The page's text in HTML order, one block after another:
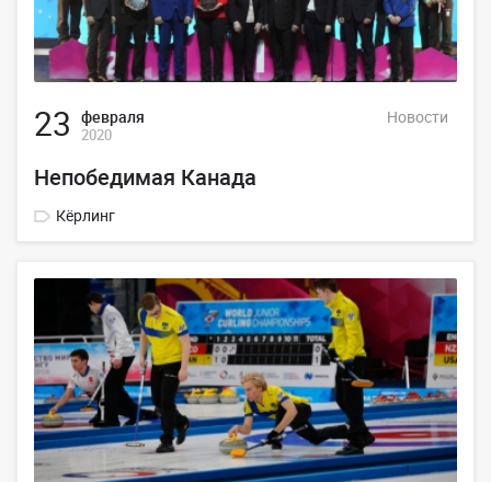
23 февраля
2020
Новости
Непобедимая Канада
Кёрлинг